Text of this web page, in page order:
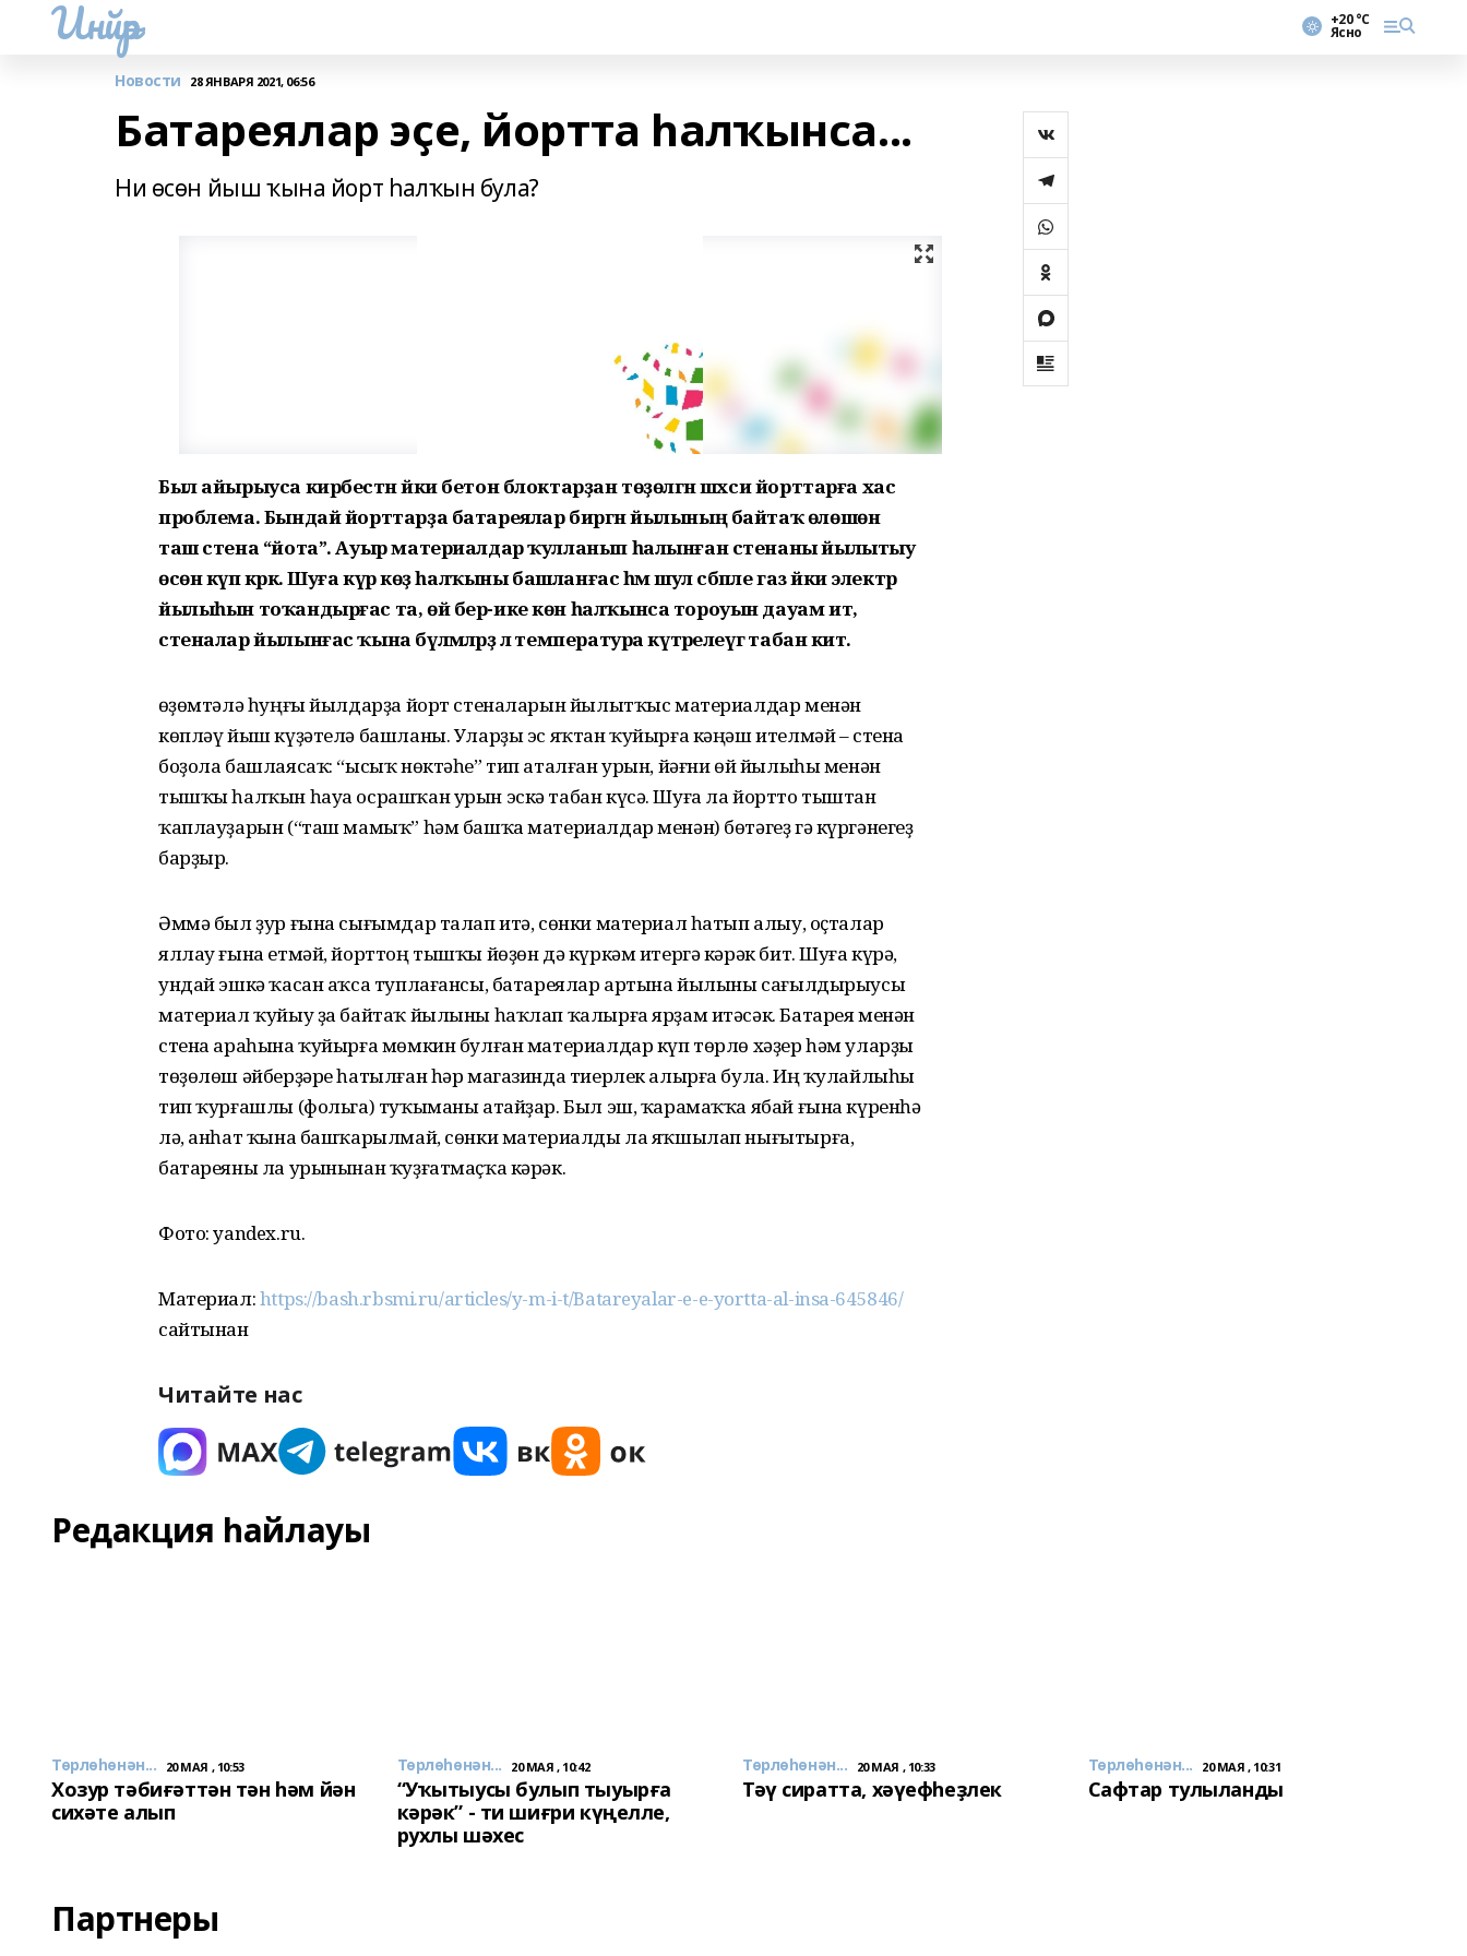
Инйәр +20 °С
Ясно
Новости 28 ЯНВАРЯ 2021, 06:56
Батареялар эҫе, йортта һалҡынса...
Ни өсөн йыш ҡына йорт һалҡын була?
Был айырыуса кирбестән йәки бетон блоктарҙан төҙөлгән шәхси йорттарға хас
проблема. Бындай йорттарҙа батареялар биргән йылының байтаҡ өлөшөн
таш стена “йота”. Ауыр материалдар ҡулланып һалынған стенаны йылытыу
өсөн күп кәрәк. Шуға күрә көҙ һалҡыны башланғас һәм шул сәбәпле газ йәки электр
йылыһын тоҡандырғас та, өй бер-ике көн һалҡынса тороуын дауам итә,
стеналар йылынғас ҡына бүлмәләрҙә лә температура күтәрелеүгә табан китә.
Һөҙөмтәлә һуңғы йылдарҙа йорт стеналарын йылытҡыс материалдар менән
көпләү йыш күҙәтелә башланы. Уларҙы эс яҡтан ҡуйырға кәңәш ителмәй – стена
боҙола башлаясаҡ: “ысыҡ нөктәһе” тип аталған урын, йәғни өй йылыһы менән
тышҡы һалҡын һауа осрашҡан урын эскә табан күсә. Шуға ла йортто тыштан
ҡаплауҙарын (“таш мамыҡ” һәм башҡа материалдар менән) бөтәгеҙ гә күргәнегеҙ
барҙыр.
Әммә был ҙур ғына сығымдар талап итә, сөнки материал һатып алыу, оҫталар
яллау ғына етмәй, йорттоң тышҡы йөҙөн дә күркәм итергә кәрәк бит. Шуға күрә,
ундай эшкә ҡасан аҡса туплағансы, батареялар артына йылыны сағылдырыусы
материал ҡуйыу ҙа байтаҡ йылыны һаҡлап ҡалырға ярҙам итәсәк. Батарея менән
стена араһына ҡуйырға мөмкин булған материалдар күп төрлө хәҙер һәм уларҙы
төҙөлөш әйберҙәре һатылған һәр магазинда тиерлек алырға була. Иң ҡулайлыһы
тип ҡурғашлы (фольга) туҡыманы атайҙар. Был эш, ҡарамаҡҡа ябай ғына күренһә
лә, анһат ҡына башҡарылмай, сөнки материалды ла яҡшылап нығытырға,
батареяны ла урынынан ҡуҙғатмаҫҡа кәрәк.
Фото: yandex.ru.
Материал:https://bash.rbsmi.ru/articles/y-m-i-t/Batareyalar-e-e-yortta-al-insa-645846/
сайтынан
Читайте нас
Редакция һайлауы
Төрлөһөнән... 20 МАЯ , 10:53
Хозур тәбиғәттән тән һәм йән
сихәте алып
Төрлөһөнән... 20 МАЯ , 10:42
“Уҡытыусы булып тыуырға
кәрәк” - ти шиғри күңелле,
рухлы шәхес
Төрлөһөнән... 20 МАЯ , 10:33
Тәү сиратта, хәүефһеҙлек
Төрлөһөнән... 20 МАЯ , 10:31
Сафтар тулыланды
Партнеры